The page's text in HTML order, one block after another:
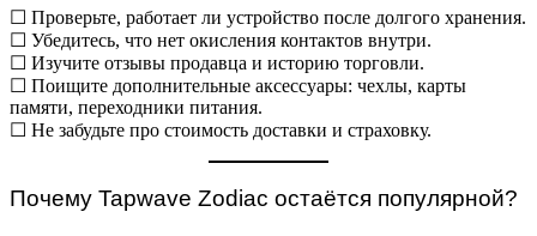
☐ Проверьте, работает ли устройство после долгого хранения.
☐ Убедитесь, что нет окисления контактов внутри.
☐ Изучите отзывы продавца и историю торговли.
☐ Поищите дополнительные аксессуары: чехлы, карты
памяти, переходники питания.
☐ Не забудьте про стоимость доставки и страховку.
Почему Tapwave Zodiac остаётся популярной?